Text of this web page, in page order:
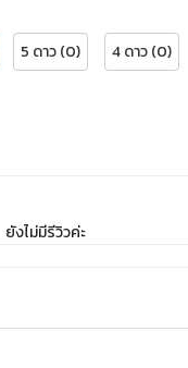
5 ดาว (0) 4 ดาว (0)
ยังไม่มีรีวิวค่ะ